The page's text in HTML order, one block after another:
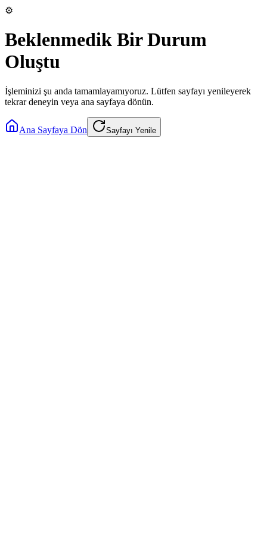
⚙️
Beklenmedik Bir Durum
Oluştu
İşleminizi şu anda tamamlayamıyoruz. Lütfen sayfayı yenileyerek
tekrar deneyin veya ana sayfaya dönün.
Ana Sayfaya Dön Sayfayı Yenile